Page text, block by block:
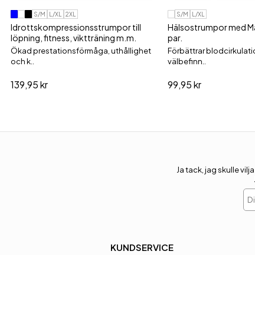
S/M L/XL 2XL
Idrottskompressionsstrumpor till
löpning, fitness, viktträning m.m.
Ökad prestationsförmåga, uthållighet
och k..
139,95 kr
S/M L/XL
Hälsostrumpor med
par.
Förbättrar
välbefinn..
99,95 kr
Ja tack, jag skulle
KUNDSERVICE